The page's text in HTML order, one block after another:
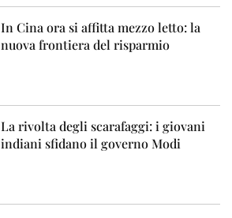
In Cina ora si affitta mezzo letto: la
nuova frontiera del risparmio
La rivolta degli scarafaggi: i giovani
indiani sfidano il governo Modi